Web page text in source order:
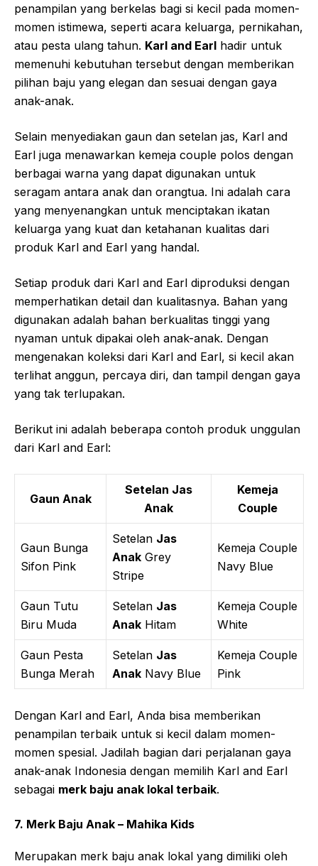
penampilan yang berkelas bagi si kecil pada momen-
momen istimewa, seperti acara keluarga, pernikahan,
atau pesta ulang tahun. Karl and Earl hadir untuk
memenuhi kebutuhan tersebut dengan memberikan
pilihan baju yang elegan dan sesuai dengan gaya
anak-anak.
Selain menyediakan gaun dan setelan jas, Karl and
Earl juga menawarkan kemeja couple polos dengan
berbagai warna yang dapat digunakan untuk
seragam antara anak dan orangtua. Ini adalah cara
yang menyenangkan untuk menciptakan ikatan
keluarga yang kuat dan ketahanan kualitas dari
produk Karl and Earl yang handal.
Setiap produk dari Karl and Earl diproduksi dengan
memperhatikan detail dan kualitasnya. Bahan yang
digunakan adalah bahan berkualitas tinggi yang
nyaman untuk dipakai oleh anak-anak. Dengan
mengenakan koleksi dari Karl and Earl, si kecil akan
terlihat anggun, percaya diri, dan tampil dengan gaya
yang tak terlupakan.
Berikut ini adalah beberapa contoh produk unggulan
dari Karl and Earl:
Gaun Anak
Setelan Jas
Anak
Kemeja
Couple
Gaun Bunga
Sifon Pink
Setelan Jas
Anak Grey
Stripe
Kemeja Couple
Navy Blue
Gaun Tutu
Biru Muda
Setelan Jas
Anak Hitam
Kemeja Couple
White
Gaun Pesta
Bunga Merah
Setelan Jas
Anak Navy Blue
Kemeja Couple
Pink
Dengan Karl and Earl, Anda bisa memberikan
penampilan terbaik untuk si kecil dalam momen-
momen spesial. Jadilah bagian dari perjalanan gaya
anak-anak Indonesia dengan memilih Karl and Earl
sebagai merk baju anak lokal terbaik.
7. Merk Baju Anak – Mahika Kids
Merupakan merk baju anak lokal yang dimiliki oleh